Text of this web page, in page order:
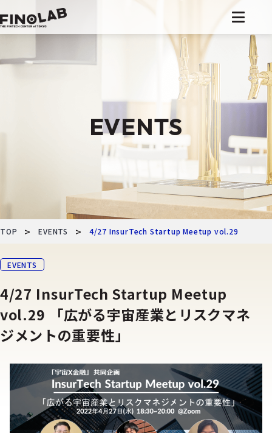
ン
ン
EVENTS
TOP > EVENTS > 4/27 InsurTech Startup Meetup vol.29 「広がる
EVENTS
4/27 InsurTech Startup Meetup
vol.29 「広がる宇宙産業とリスクマネ
ジメントの重要性」